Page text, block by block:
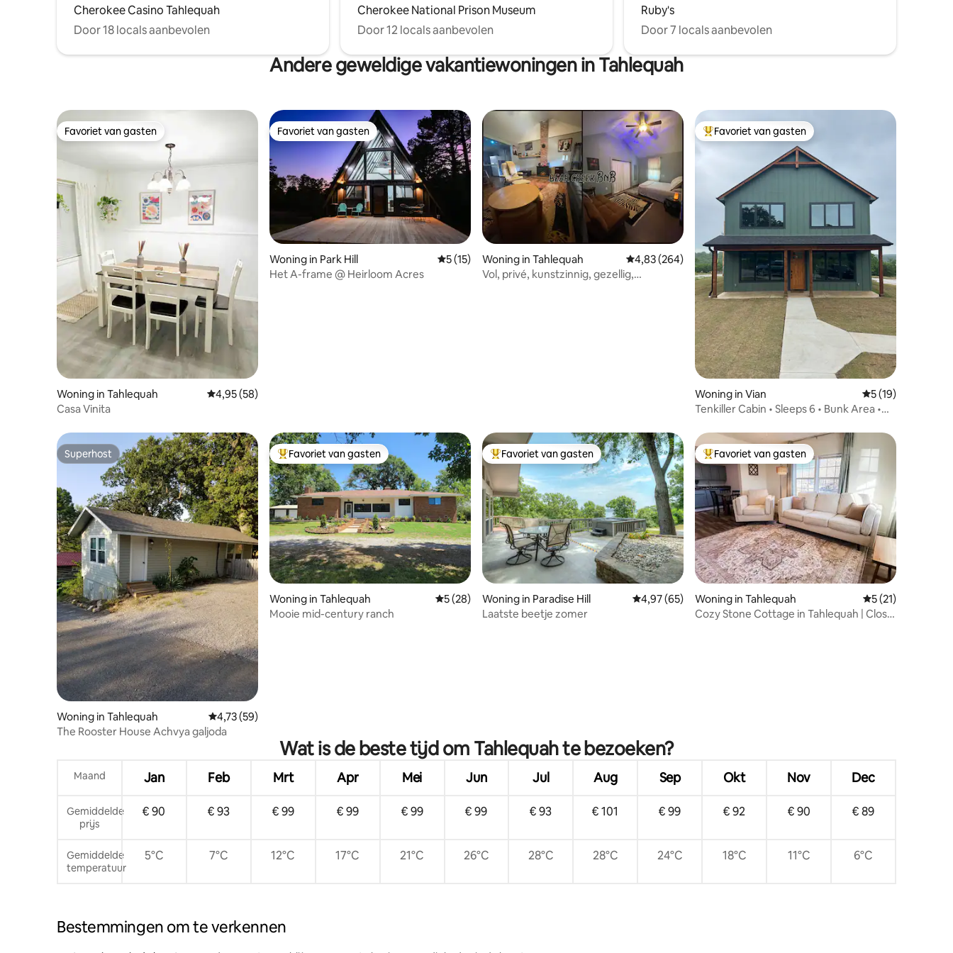
Cherokee Casino Tahlequah
Door 18 locals aanbevolen
Cherokee National Prison Museum
Door 12 locals aanbevolen
Ruby's
Door 7 locals aanbevolen
Andere geweldige vakantiewoningen in Tahlequah
Favoriet van gasten
Favoriet van gasten
Woning in Tahlequah Gemiddelde beoordeling van 4,95 op 5, 58 recensies
4,95 (58)
Casa Vinita
Favoriet van gasten
Favoriet van gasten
Woning in Park Hill Gemiddelde beoordeling van 5 op 5, 15 recensies
5 (15)
Het A-frame @ Heirloom Acres
Woning in Tahlequah Gemiddelde beoordeling van 4,83 op 5, 264 recensies
4,83 (264)
Vol, privé, kunstzinnig, gezellig,
Topfavoriet van gasten
Favoriet van gasten
Woning in Vian Gemiddelde
5 (19)
Tenkiller Cabin • Sleeps 6 • Bunk Area •
Superhost
Superhost
Woning in Tahlequah Gemiddelde beoordeling van 4,73 op 5, 59 recensies
4,73 (59)
The Rooster House Achvya galjoda
Topfavoriet van gasten
Favoriet van gasten
Woning in Tahlequah Gemiddelde beoordeling van 5 op 5, 28 recensies
5 (28)
Mooie mid-century ranch
Topfavoriet van gasten
Favoriet van gasten
Woning in Paradise Hill Gemiddelde beoordeling van 4,97 op 5, 65 recensies
4,97 (65)
Laatste beetje zomer
Topfavoriet van gasten
Favoriet van gasten
Woning in Tahlequah Gemiddelde
5 (21)
Cozy Stone Cottage in Tahlequah | Close
Wat is de beste tijd om Tahlequah te bezoeken?
Maand Jan Feb Mrt Apr Mei Jun Jul Aug Sep Okt Nov Dec
Gemiddelde
prijs
€ 90 € 93 € 99 € 99 € 99 € 99 € 93 € 101 € 99 € 92 € 90 € 89
Gemiddelde
temperatuur
5°C 7°C 12°C 17°C 21°C 26°C 28°C 28°C 24°C 18°C 11°C 6°C
Bestemmingen om te verkennen